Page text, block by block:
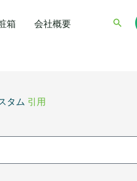
箱 会社概要
検
タム 引用